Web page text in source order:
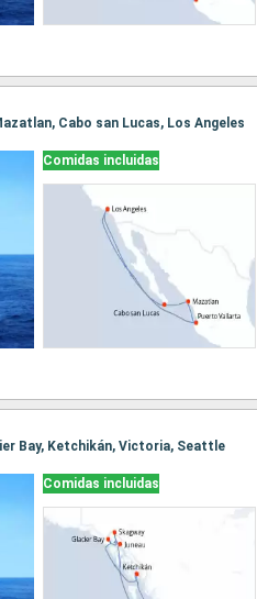
Cabo san Lucas, Los Angeles
Comidas incluidas
Bay, Ketchikán, Victoria, Seattle
Comidas incluidas